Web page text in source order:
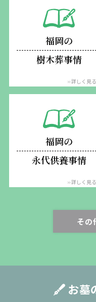
福岡の
樹木葬事情
›› 詳しく見る
福岡の
永代供養事情
›› 詳しく見る
その
お墓